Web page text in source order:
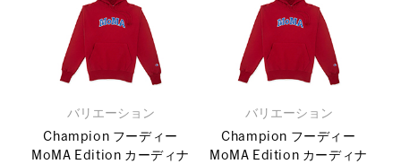
バリエーション
Champion フーディー
MoMA Edition カーディナ
バリエーション
Champion フーディー
MoMA Edition カーディナ